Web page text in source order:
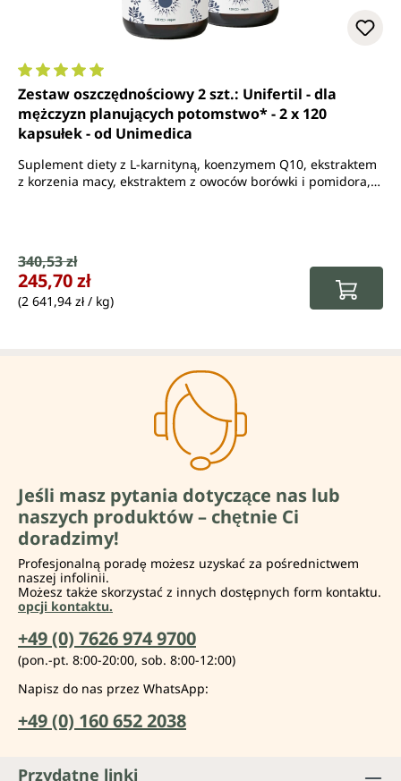
Średnia ocena 5 z 5 gwiazdek
Zestaw oszczędnościowy 2 szt.: Unifertil - dla
mężczyzn planujących potomstwo* - 2 x 120
kapsułek - od Unimedica
Suplement diety z L-karnityną, koenzymem Q10, ekstraktem
z korzenia macy, ekstraktem z owoców borówki i pomidora,
Cena sprzedaży:
Cena regularna:
340,53 zł
245,70 zł
(2 641,94 zł / kg)
Jeśli masz pytania dotyczące nas lub
naszych produktów – chętnie Ci
doradzimy!
Profesjonalną poradę możesz uzyskać za pośrednictwem
naszej infolinii.
Możesz także skorzystać z innych dostępnych form kontaktu.
opcji kontaktu.
+49 (0) 7626 974 9700
(pon.-pt. 8:00-20:00, sob. 8:00-12:00)
Napisz do nas przez WhatsApp:
+49 (0) 160 652 2038
Przydatne linki